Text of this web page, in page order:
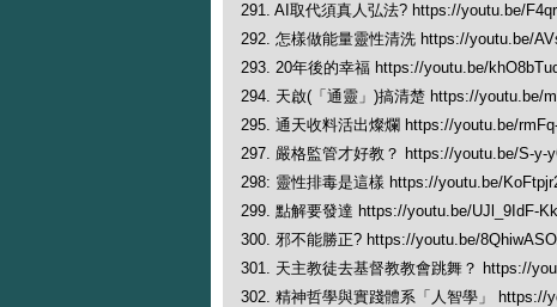
291. AI取代須真人弘法? https://youtu.be/
292. 怎樣做能量靈性清洗 https://youtu.be/
293. 20年後的幸福 https://youtu.be/
294. 天啟(「通靈」)搞清楚 https://youtu.be/
295. 通天收料活出燦爛 https://youtu.be/
297. 嚴格監管才好教？ https://youtu.be/S-y-
298: 靈性排毒是這樣 https://youtu.be/
299. 點解要發達 https://youtu.be/UJl_9IdF-Kk
300. 邪不能勝正? https://youtu.be/
301. 天主教徒去基督教教會跳舞？ https://
302. 精神哲學與實踐體系「人智學」 https://